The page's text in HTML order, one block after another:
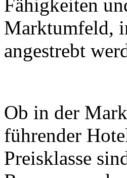
Fähigkeiten
Marktumfeld,
angestrebt
Ob in der
führender
Preisklasse